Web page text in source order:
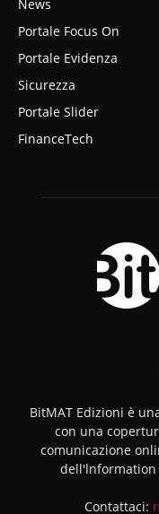
News
Portale Focus On
Portale Evidenza
Sicurezza
Portale Slider
FinanceTech
BitMAT Edizioni è
con una
comunicazione
dell'lnformation
Contattaci: